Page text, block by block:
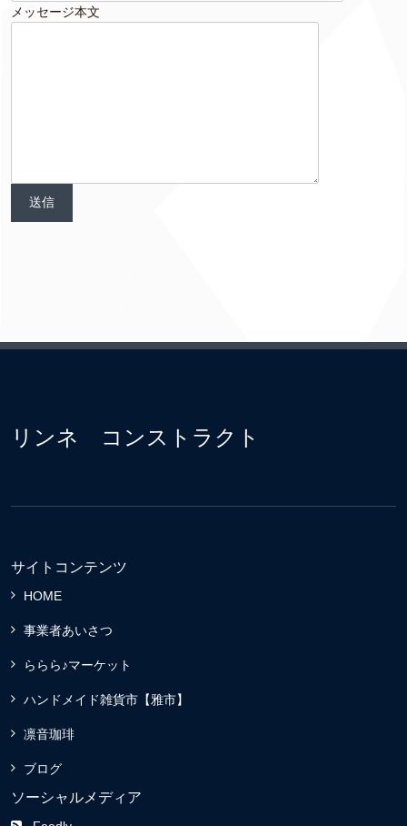
メッセージ本文
リンネ コンストラクト
サイトコンテンツ
HOME
事業者あいさつ
ららら♪マーケット
ハンドメイド雑貨市【雅市】
凛音珈琲
ブログ
ソーシャルメディア